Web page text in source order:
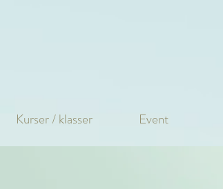
Kurser / klasser Event